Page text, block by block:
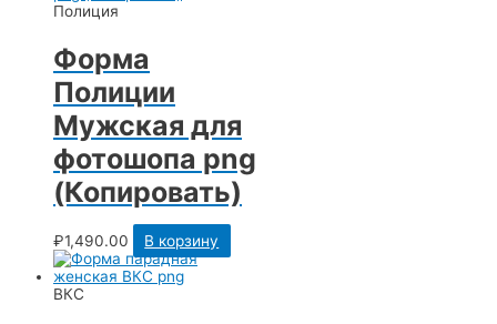
Полиция
Форма
Полиции
Мужская для
фотошопа png
(Копировать)
₽1,490.00 В корзину
ВКС